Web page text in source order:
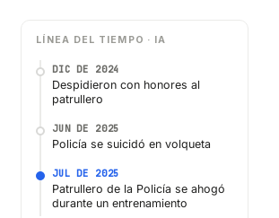
LÍNEA DEL TIEMPO · IA
DIC DE 2024
Despidieron con honores al
patrullero
JUN DE 2025
Policía se suicidó en volqueta
JUL DE 2025
Patrullero de la Policía se ahogó
durante un entrenamiento